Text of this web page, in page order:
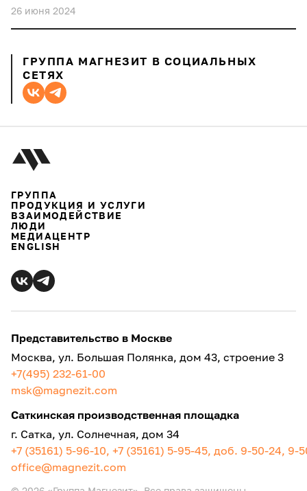
26 июня 2024
ГРУППА МАГНЕЗИТ В СОЦИАЛЬНЫХ
СЕТЯХ
ГРУППА
ПРОДУКЦИЯ И УСЛУГИ
ВЗАИМОДЕЙСТВИЕ
ЛЮДИ
МЕДИАЦЕНТР
ENGLISH
Представительство в Москве
Москва, ул. Большая Полянка, дом 43, строение 3
+7(495) 232-61-00
msk@magnezit.com
Саткинская производственная площадка
г. Сатка, ул. Солнечная, дом 34
+7 (35161) 5-96-10, +7 (35161) 5-95-45, доб. 9-50-24, 9-
office@magnezit.com